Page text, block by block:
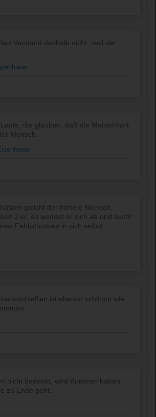
Verstand deshalb nicht, weil sie
Leute, die glauben, daß die Menschheit
Mensch.
gleicht der höhere Mensch.
Ziel, so wendet er sich ab und sucht
Fehlschusses in sich selbst.
ist ebenso schlimm wie
nicht bedenkt, wird Kummer haben,
zu Ende geht.